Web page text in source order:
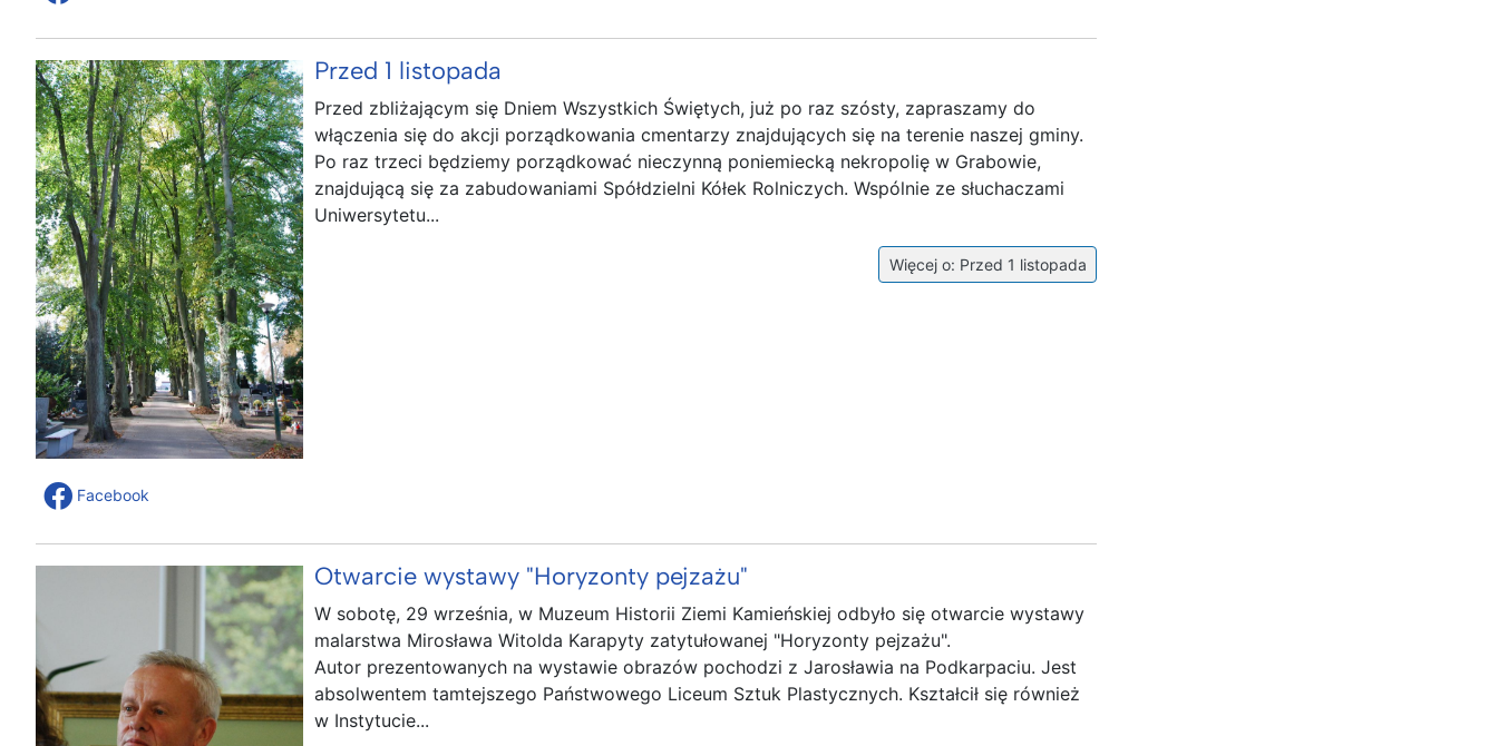
Przed 1 listopada
Przed zbliżającym się Dniem Wszystkich Świętych, już po raz szósty, zapraszamy do
włączenia się do akcji porządkowania cmentarzy znajdujących się na terenie naszej gminy.
Po raz trzeci będziemy porządkować nieczynną poniemiecką nekropolię w Grabowie,
znajdującą się za zabudowaniami Spółdzielni Kółek Rolniczych. Wspólnie ze słuchaczami
Uniwersytetu...
Więcej o: Przed 1 listopada
Facebook
Otwarcie wystawy "Horyzonty pejzażu"
W sobotę, 29 września, w Muzeum Historii Ziemi Kamieńskiej odbyło się otwarcie wystawy
malarstwa Mirosława Witolda Karapyty zatytułowanej "Horyzonty pejzażu".
Autor prezentowanych na wystawie obrazów pochodzi z Jarosławia na Podkarpaciu. Jest
absolwentem tamtejszego Państwowego Liceum Sztuk Plastycznych. Kształcił się również
w Instytucie...